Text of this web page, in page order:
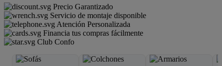
Precio Garantizado
Servicio de montaje disponible
Atención Personalizada
Financia tus compras fácilmente
Club Confo